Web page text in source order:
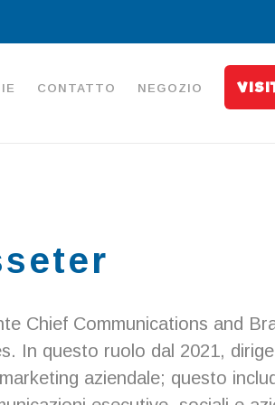
CONTATTO NEGOZIO
Chief Communications and
In questo ruolo dal 2021,
aziendale; questo